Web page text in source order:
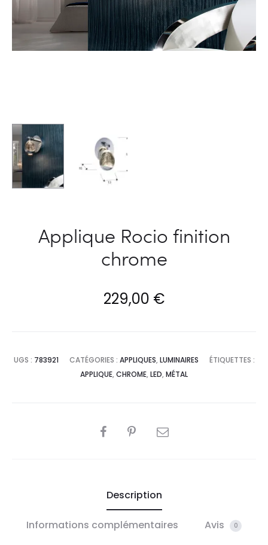
Applique Rocio finition
chrome
229,00 €
UGS : 783921 CATÉGORIES : APPLIQUES, LUMINAIRES
ÉTIQUETTES :
APPLIQUE, CHROME, LED, MÉTAL
PARTAGER
Description
Informations complémentaires Avis 0